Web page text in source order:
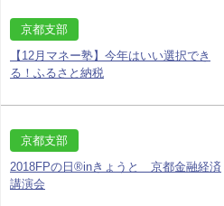
京都支部
【12月マネー塾】今年はいい選択でき
る！ふるさと納税
京都支部
2018FPの日®inきょうと 京都金融経済
講演会